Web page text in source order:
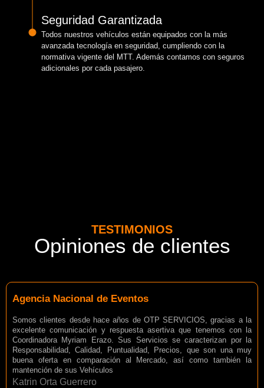
Seguridad Garantizada
Todos nuestros vehículos están equipados con la más
avanzada tecnología en seguridad, cumpliendo con la
normativa vigente del MTT. Además contamos con seguros
adicionales por cada pasajero.
TESTIMONIOS
Opiniones de clientes
Agencia Nacional de Eventos
Somos clientes desde hace años de OTP SERVICIOS, gracias a la
excelente comunicación y respuesta asertiva que tenemos con la
Coordinadora Myriam Erazo. Sus Servicios se caracterizan por la
Responsabilidad, Calidad, Puntualidad, Precios, que son una muy
buena oferta en comparación al Mercado, así como también la
mantención de sus Vehículos
Katrin Orta Guerrero